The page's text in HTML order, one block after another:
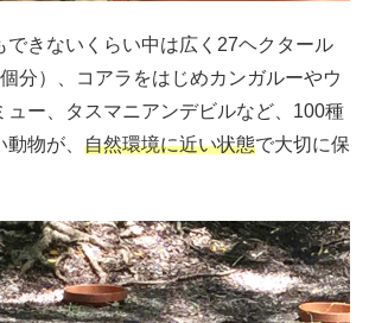
できないくらい中は広く27ヘクタール
分）、コアラをはじめカンガルーやウ
ュー、タスマニアンデビルなど、100種
物が、 自然環境に近い状態で大切に保